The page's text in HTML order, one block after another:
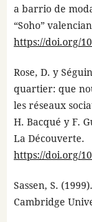
a barrio de
“Soho”
https://doi.org/
Rose, D. y
quartier: que
les réseaux
H. Bacqué y F.
La Découverte.
https://doi.org/
Sassen, S.
Cambridge